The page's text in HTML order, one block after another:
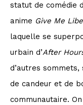
statut de comédie
anime Give Me
laquelle se
urbain d’After
d’autres sommets,
de candeur et de
communautaire.